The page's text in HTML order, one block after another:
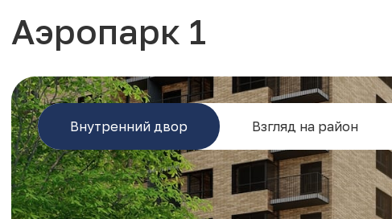
Аэропарк 1
Внутренний двор Взгляд на район